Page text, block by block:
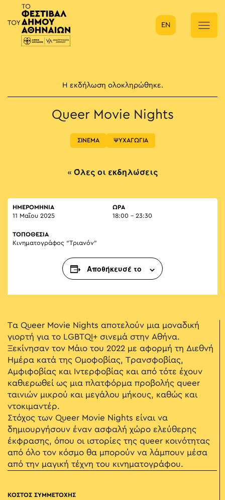
Κύρια πλοήγηση
EN
Η εκδήλωση ολοκληρώθηκε.
Queer Movie Nights
ΣΙΝΕΜΑ ΨΥΧΑΓΩΓΙΑ
« Όλες οι εκδηλώσεις
ΗΜΕΡΟΜΗΝΙΑ
11 Μαΐου 2025
ΏΡΑ
18:00 - 23:30
ΤΟΠΟΘΕΣΙΑ
Κινηματογράφος “Τριανόν”
Αποθήκευσέ το
Τα Queer Movie Nights αποτελούν μια μοναδική
γιορτή για το LGBTQI+ σινεμά στην Αθήνα.
Ξεκίνησαν τον Μάιο του 2022 με αφορμή τη Διεθνή
Ημέρα κατά της Ομοφοβίας, Τρανσφοβίας,
Αμφιφοβίας και Ιντερφοβίας και από τότε έχουν
καθιερωθεί ως μια πλατφόρμα προβολής queer
ταινιών μικρού και μεγάλου μήκους, καθώς και
ντοκιμαντέρ.
Στόχος των Queer Movie Nights είναι να
δημιουργήσουν έναν ασφαλή χώρο ελεύθερης
έκφρασης, όπου οι ιστορίες της queer κοινότητας
από όλο τον κόσμο θα μπορούν να λάμπουν μέσα
από την μαγική τέχνη του κινηματογράφου.
ΚΟΣΤΟΣ ΣΥΜΜΕΤΟΧΗΣ